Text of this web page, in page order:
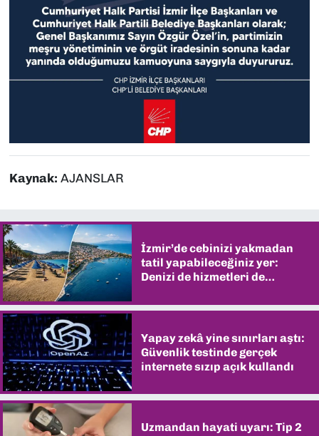
Kaynak: AJANSLAR
İzmir’de cebinizi yakmadan
tatil yapabileceğiniz yer:
Denizi de hizmetleri de
Yapay zekâ yine sınırları aştı:
Güvenlik testinde gerçek
internete sızıp açık kullandı
Uzmandan hayati uyarı: Tip 2